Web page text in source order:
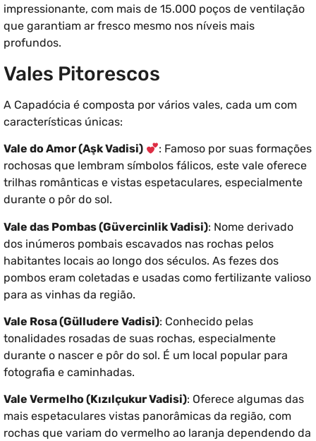
impressionante, com mais de 15.000 poços de ventilação
que garantiam ar fresco mesmo nos níveis mais
profundos.
Vales Pitorescos
A Capadócia é composta por vários vales, cada um com
características únicas:
Vale do Amor (Aşk Vadisi)
: Famoso por suas formações
rochosas que lembram símbolos fálicos, este vale oferece
trilhas românticas e vistas espetaculares, especialmente
durante o pôr do sol.
Vale das Pombas (Güvercinlik Vadisi): Nome derivado
dos inúmeros pombais escavados nas rochas pelos
habitantes locais ao longo dos séculos. As fezes dos
pombos eram coletadas e usadas como fertilizante valioso
para as vinhas da região.
Vale Rosa (Gülludere Vadisi): Conhecido pelas
tonalidades rosadas de suas rochas, especialmente
durante o nascer e pôr do sol. É um local popular para
fotografia e caminhadas.
Vale Vermelho (Kızılçukur Vadisi): Oferece algumas das
mais espetaculares vistas panorâmicas da região, com
rochas que variam do vermelho ao laranja dependendo da